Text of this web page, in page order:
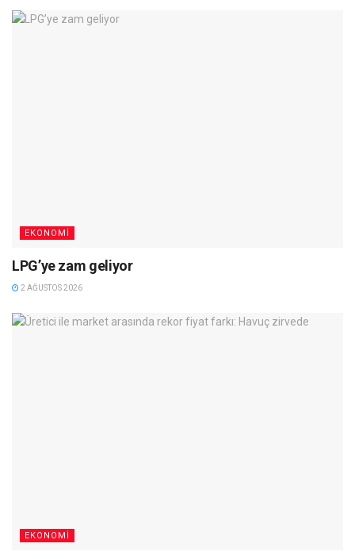
EKONOMI
LPG’ye zam geliyor
2 AĞUSTOS 2026
EKONOMI